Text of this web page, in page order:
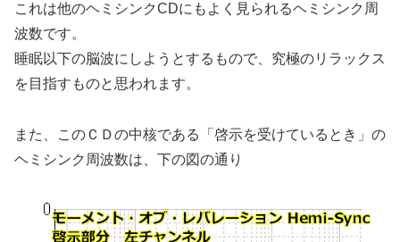
これは他のヘミシンクCDにもよく見られるヘミシンク周
波数です。
睡眠以下の脳波にしようとするもので、究極のリラックス
を目指すものと思われます。
また、このＣＤの中核である 「啓示を受けているとき」 の
ヘミシンク周波数は、下の図の通り